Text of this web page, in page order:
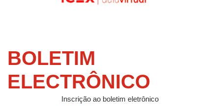
BOLETIM
ELECTRÔNICO
Inscrição ao boletim eletrônico